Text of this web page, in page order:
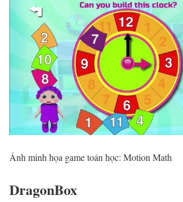
Ảnh minh họa game toán học: Motion Math
DragonBox